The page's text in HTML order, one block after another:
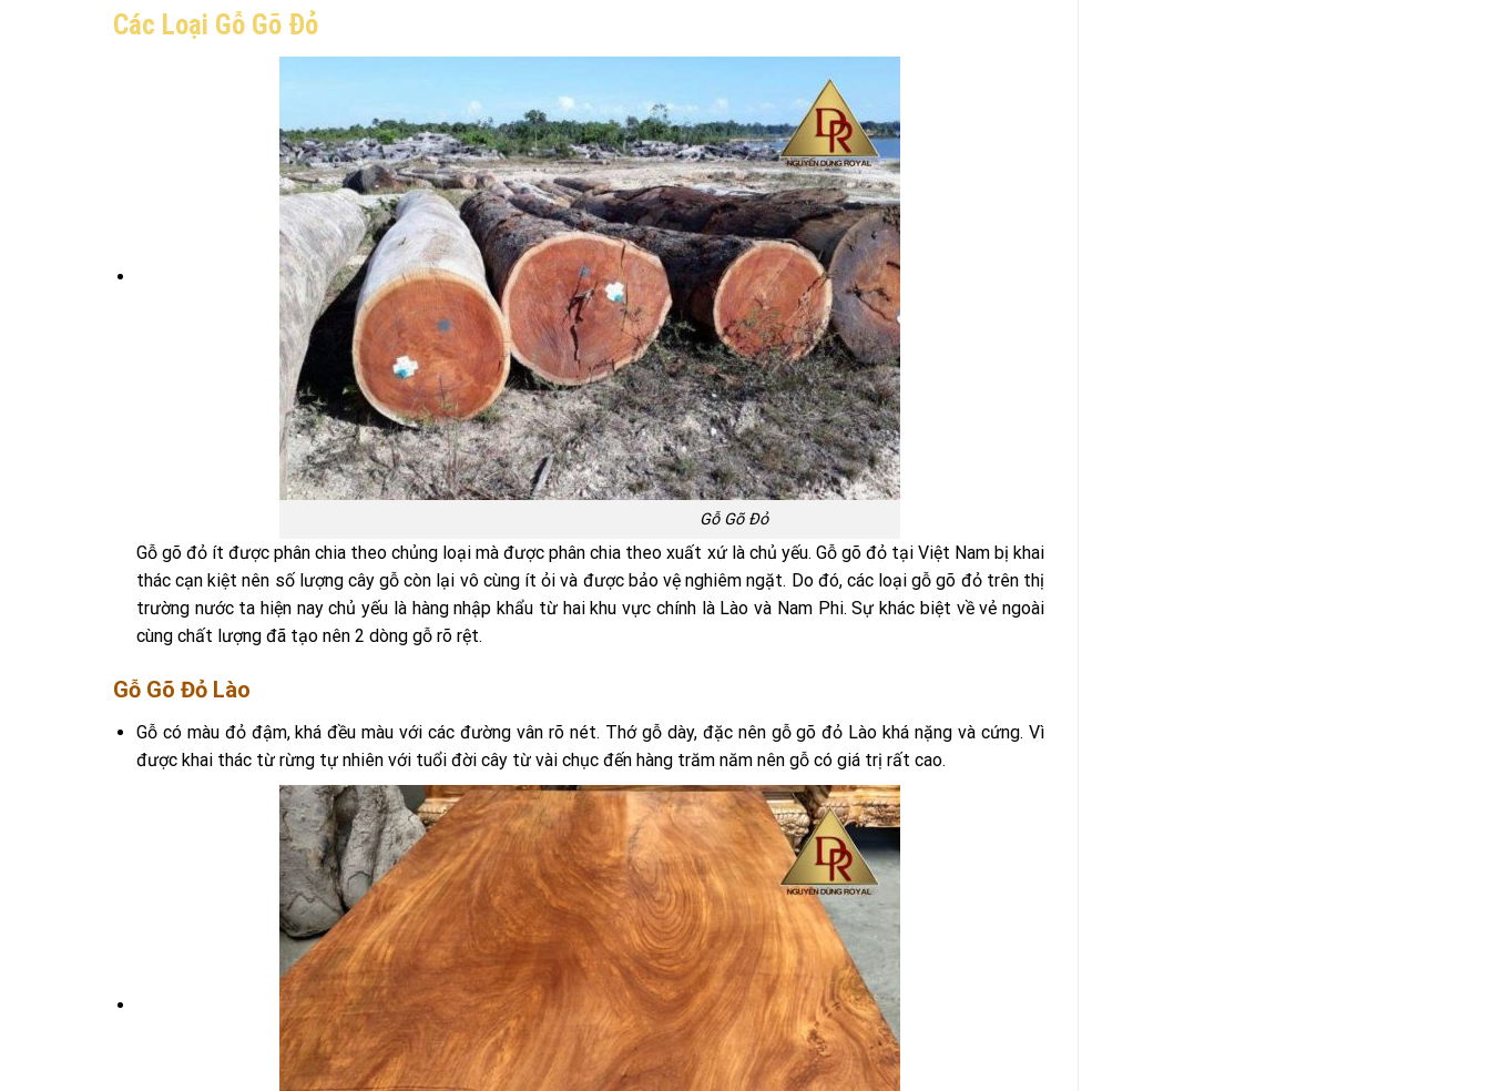
Các Loại Gỗ Gõ Đỏ
Gỗ Gõ Đỏ
Gỗ gõ đỏ ít được phân chia theo chủng loại mà được phân chia theo xuất xứ là chủ yếu. Gỗ gõ đỏ tại Việt Nam bị khai
thác cạn kiệt nên số lượng cây gỗ còn lại vô cùng ít ỏi và được bảo vệ nghiêm ngặt. Do đó, các loại gỗ gõ đỏ trên thị
trường nước ta hiện nay chủ yếu là hàng nhập khẩu từ hai khu vực chính là Lào và Nam Phi. Sự khác biệt về vẻ ngoài
cùng chất lượng đã tạo nên 2 dòng gỗ rõ rệt.
Gỗ Gõ Đỏ Lào
Gỗ có màu đỏ đậm, khá đều màu với các đường vân rõ nét. Thớ gỗ dày, đặc nên gỗ gõ đỏ Lào khá nặng và cứng. Vì
được khai thác từ rừng tự nhiên với tuổi đời cây từ vài chục đến hàng trăm năm nên gỗ có giá trị rất cao.